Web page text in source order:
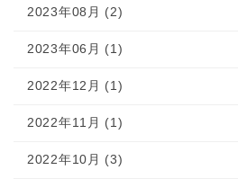
2023年08月 (2)
2023年06月 (1)
2022年12月 (1)
2022年11月 (1)
2022年10月 (3)